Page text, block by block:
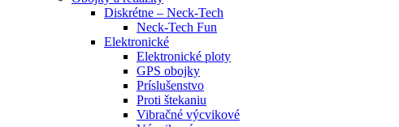
Diskrétne – Neck-Tech
Neck-Tech Fun
Elektronické
Elektronické ploty
GPS obojky
Príslušenstvo
Proti štekaniu
Vibračné výcvikové